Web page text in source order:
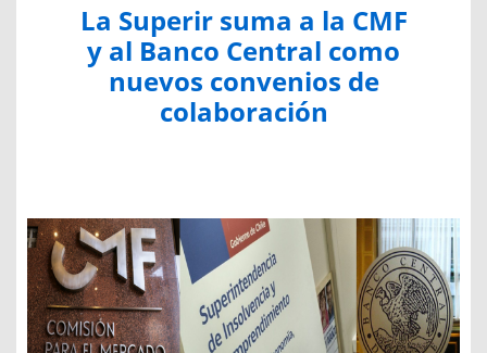
La Superir suma a la CMF
y al Banco Central como
nuevos convenios de
colaboración